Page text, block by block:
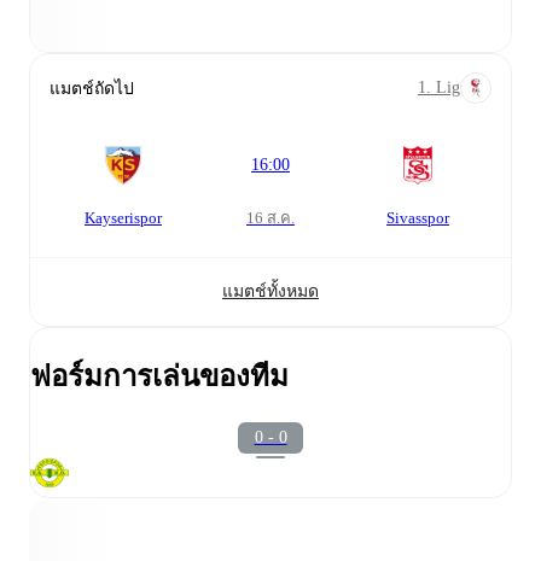
แมตช์ถัดไป 1. Lig
Kayserispor
16:00
16 ส.ค. Sivasspor
แมตช์ทั้งหมด
ฟอร์มการเล่นของทีม
0 - 0